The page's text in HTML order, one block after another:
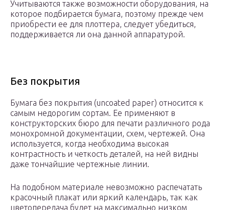
Учитываются также возможности оборудования, на
которое подбирается бумага, поэтому прежде чем
приобрести ее для плоттера, следует убедиться,
поддерживается ли она данной аппаратурой.
Без покрытия
Бумага без покрытия (uncoated paper) относится к
самым недорогим сортам. Ее применяют в
конструкторских бюро для печати различного рода
монохромной документации, схем, чертежей. Она
используется, когда необходима высокая
контрастность и четкость деталей, на ней видны
даже тончайшие чертежные линии.
На подобном материале невозможно распечатать
красочный плакат или яркий календарь, так как
цветопередача будет на максимально низком